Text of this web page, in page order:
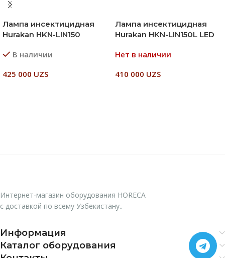
Лампа инсектицидная
Hurakan HKN-LIN150
В наличии
425 000 UZS
Лампа инсектицидная
Hurakan HKN-LIN150L LED
Нет в наличии
410 000 UZS
Интернет-магазин оборудования HORECA
с доставкой по всему Узбекистану..
Информация
Каталог оборудования